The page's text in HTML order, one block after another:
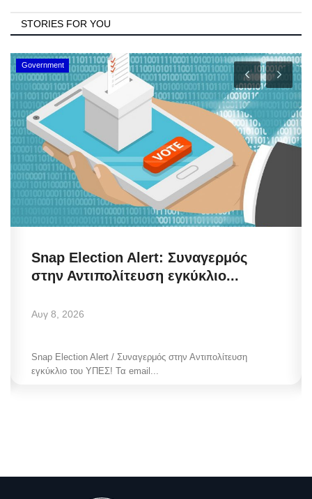
STORIES FOR YOU
Government
Snap Election Alert: Συναγερμός
στην Αντιπολίτευση εγκύκλιο...
Αυγ 8, 2026
Snap Election Alert / Συναγερμός στην Αντιπολίτευση
εγκύκλιο του ΥΠΕΣ! Τα email...